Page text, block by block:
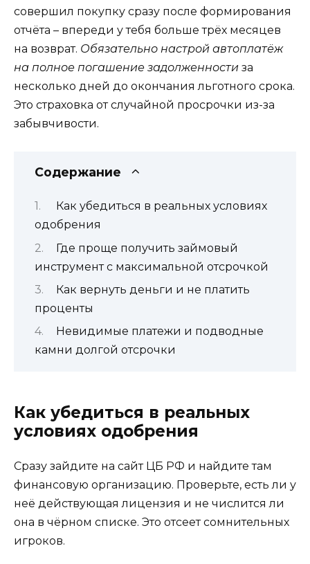
совершил покупку сразу после формирования
отчёта – впереди у тебя больше трёх месяцев
на возврат. Обязательно настрой автоплатёж
на полное погашение задолженности за
несколько дней до окончания льготного срока.
Это страховка от случайной просрочки из-за
забывчивости.
Содержание
Как убедиться в реальных условиях
одобрения
Где проще получить займовый
инструмент с максимальной отсрочкой
Как вернуть деньги и не платить
проценты
Невидимые платежи и подводные
камни долгой отсрочки
Как убедиться в реальных
условиях одобрения
Сразу зайдите на сайт ЦБ РФ и найдите там
финансовую организацию. Проверьте, есть ли у
неё действующая лицензия и не числится ли
она в чёрном списке. Это отсеет сомнительных
игроков.